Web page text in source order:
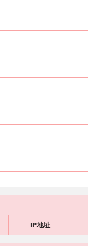
IP地址